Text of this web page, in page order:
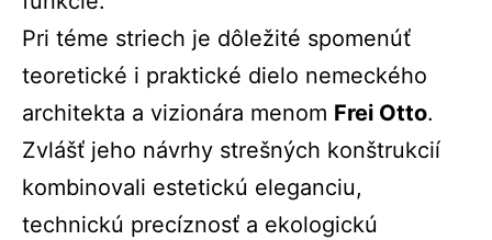
Pri téme striech je dôležité spomenúť
teoretické i praktické dielo nemeckého
architekta a vizionára menom Frei Otto.
Zvlášť jeho návrhy strešných konštrukcií
kombinovali estetickú eleganciu,
technickú precíznosť a ekologickú